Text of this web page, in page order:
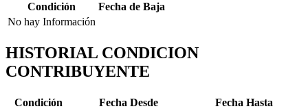
Condición
Fecha de Baja
No hay Información
HISTORIAL CONDICION
CONTRIBUYENTE
Condición Fecha Desde
Fecha Hasta